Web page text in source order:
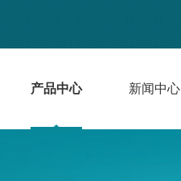
产品中心 新闻中心